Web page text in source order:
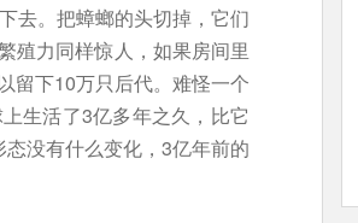
去。把蟑螂的头切掉，它们
殖力同样惊人，如果房间里
留下10万只后代。难怪一个
生活了3亿多年之久，比它
没有什么变化，3亿年前的